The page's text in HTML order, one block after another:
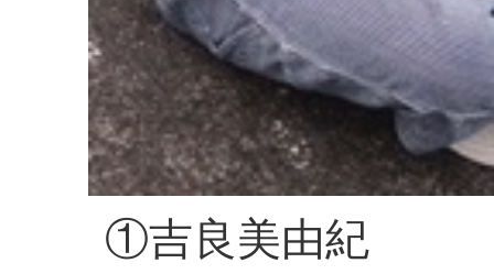
①吉良美由紀